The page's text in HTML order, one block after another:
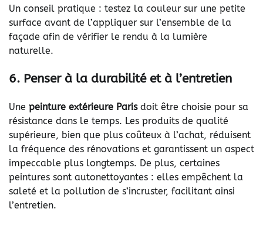
Un conseil pratique : testez la couleur sur une petite
surface avant de l’appliquer sur l’ensemble de la
façade afin de vérifier le rendu à la lumière
naturelle.
6. Penser à la durabilité et à l’entretien
Une peinture extérieure Parisdoit être choisie pour sa
résistance dans le temps. Les produits de qualité
supérieure, bien que plus coûteux à l’achat, réduisent
la fréquence des rénovations et garantissent un aspect
impeccable plus longtemps. De plus, certaines
peintures sont autonettoyantes : elles empêchent la
saleté et la pollution de s’incruster, facilitant ainsi
l’entretien.